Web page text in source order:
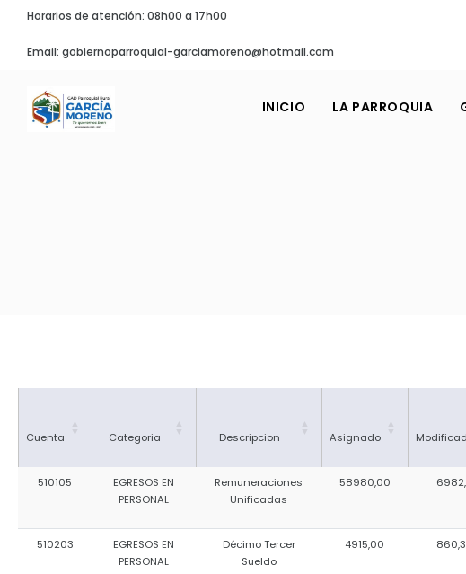
Horarios de atención: 08h00 a 17h00
Email: gobiernoparroquial-garciamoreno@hotmail.com
INICIO LA PARROQUIA
Cuenta Categoria Descripcion Asignado
510105
EGRESOS EN
PERSONAL
Remuneraciones
Unificadas
58980,00
510203
EGRESOS EN
PERSONAL
Décimo Tercer
Sueldo
4915,00